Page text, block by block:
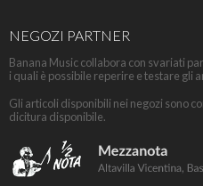
NEGOZI PARTNER
Banana Music collabora con svariati
i quali è possibile reperire e testare gli
Gli articoli disponibili nei negozi sono
dicitura disponibile.